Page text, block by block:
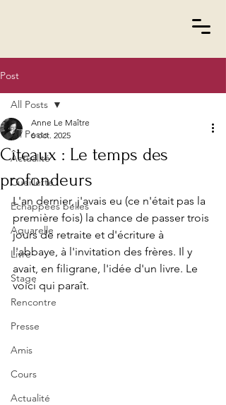
Post
All Posts
Actualité
Cueillette
Echappées belles
Aquarelle
Livre
Stage
Rencontre
Presse
Amis
Cours
Actualité
All Posts
Cîteaux : Le temps des
profondeurs
Anne Le Maître
6 oct. 2025
L'an dernier, j'avais eu (ce n'était pas la
première fois) la chance de passer trois
jours de retraite et d'écriture à
l'abbaye, à l'invitation des frères. Il y
avait, en filigrane, l'idée d'un livre. Le
voici qui paraît.